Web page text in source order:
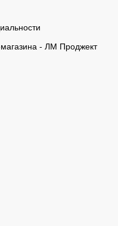
- ЛМ Проджект